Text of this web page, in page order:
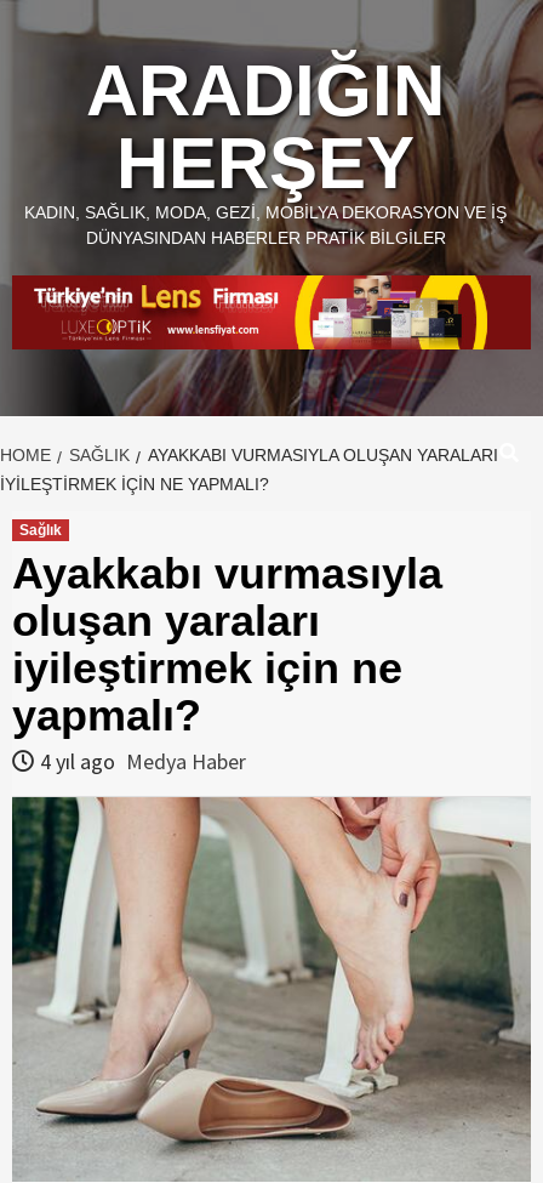
ARADIĞIN
HERŞEY
KADIN, SAĞLIK, MODA, GEZI, MOBILYA DEKORASYON VE İŞ
DÜNYASINDAN HABERLER PRATIK BILGILER
HOME SAĞLIK
AYAKKABI VURMASIYLA OLUŞAN YARALARI
IYILEŞTIRMEK IÇIN NE YAPMALI?
Sağlık
Ayakkabı vurmasıyla
oluşan yaraları
iyileştirmek için ne
yapmalı?
4 yıl ago Medya Haber